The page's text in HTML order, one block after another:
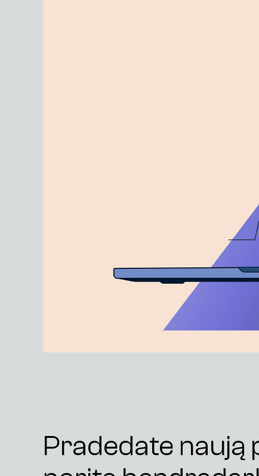
Pradedate naują